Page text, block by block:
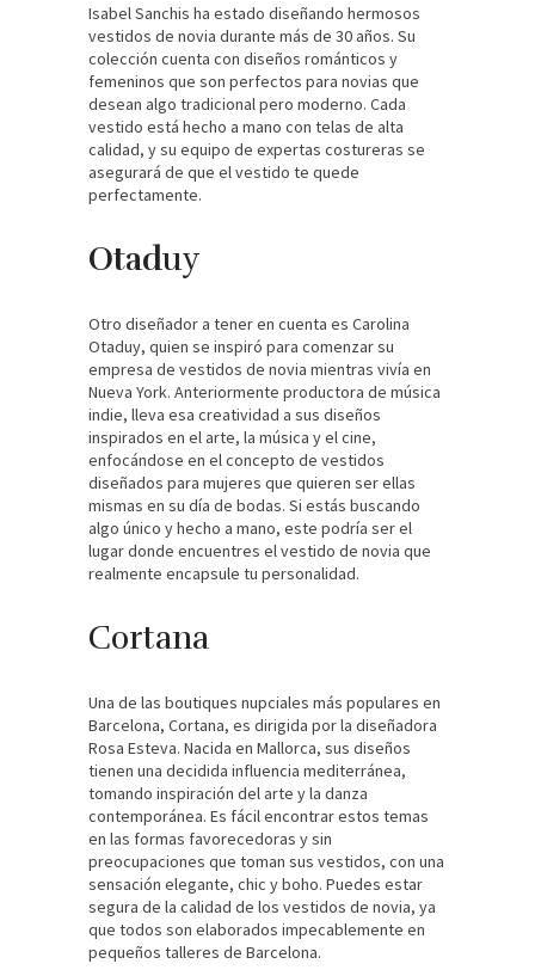
Isabel Sanchis ha estado diseñando hermosos
vestidos de novia durante más de 30 años. Su
colección cuenta con diseños románticos y
femeninos que son perfectos para novias que
desean algo tradicional pero moderno. Cada
vestido está hecho a mano con telas de alta
calidad, y su equipo de expertas costureras se
asegurará de que el vestido te quede
perfectamente.
Otaduy
Otro diseñador a tener en cuenta es Carolina
Otaduy, quien se inspiró para comenzar su
empresa de vestidos de novia mientras vivía en
Nueva York. Anteriormente productora de música
indie, lleva esa creatividad a sus diseños
inspirados en el arte, la música y el cine,
enfocándose en el concepto de vestidos
diseñados para mujeres que quieren ser ellas
mismas en su día de bodas. Si estás buscando
algo único y hecho a mano, este podría ser el
lugar donde encuentres el vestido de novia que
realmente encapsule tu personalidad.
Cortana
Una de las boutiques nupciales más populares en
Barcelona, Cortana, es dirigida por la diseñadora
Rosa Esteva. Nacida en Mallorca, sus diseños
tienen una decidida influencia mediterránea,
tomando inspiración del arte y la danza
contemporánea. Es fácil encontrar estos temas
en las formas favorecedoras y sin
preocupaciones que toman sus vestidos, con una
sensación elegante, chic y boho. Puedes estar
segura de la calidad de los vestidos de novia, ya
que todos son elaborados impecablemente en
pequeños talleres de Barcelona.